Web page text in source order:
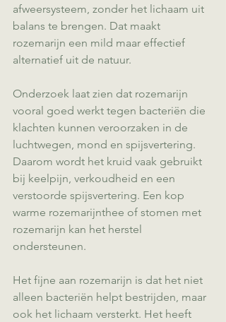
afweersysteem, zonder het lichaam uit
balans te brengen. Dat maakt
rozemarijn een mild maar effectief
alternatief uit de natuur.
Onderzoek laat zien dat rozemarijn
vooral goed werkt tegen bacteriën die
klachten kunnen veroorzaken in de
luchtwegen, mond en spijsvertering.
Daarom wordt het kruid vaak gebruikt
bij keelpijn, verkoudheid en een
verstoorde spijsvertering. Een kop
warme rozemarijnthee of stomen met
rozemarijn kan het herstel
ondersteunen.
Het fijne aan rozemarijn is dat het niet
alleen bacteriën helpt bestrijden, maar
ook het lichaam versterkt. Het heeft